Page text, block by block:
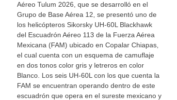
Aéreo Tulum 2026, que se desarrolló en el
Grupo de Base Aérea 12, se presentó uno de
los helicópteros Sikorsky UH-60L Blackhawk
del Escuadrón Aéreo 113 de la Fuerza Aérea
Mexicana (FAM) ubicado en Copalar Chiapas,
el cual cuenta con un esquema de camuflaje
en dos tonos color gris y letreros en color
Blanco. Los seis UH-60L con los que cuenta la
FAM se encuentran operando dentro de este
escuadrón que opera en el sureste mexicano y